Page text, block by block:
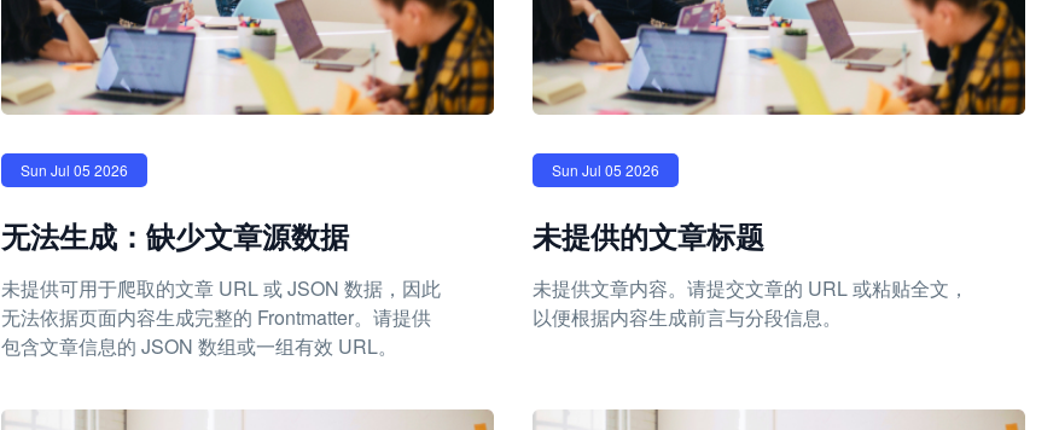
Sun Jul 05 2026
无法生成：缺少文章源数据
未提供可用于爬取的文章 URL 或 JSON 数据，因此
无法依据页面内容生成完整的 Frontmatter。请提供
包含文章信息的 JSON 数组或一组有效 URL。
Sun Jul 05 2026
未提供的文章标题
未提供文章内容。请提交文章的 URL 或粘贴全文，
以便根据内容生成前言与分段信息。